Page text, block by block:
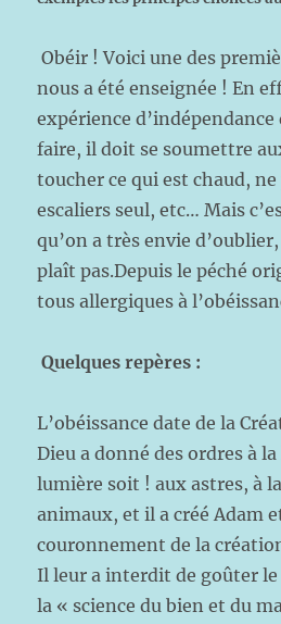
Obéir ! Voici une des
nous a été enseignée ! En
expérience
faire, il doit se soumettre
toucher ce qui est chaud, ne
escaliers seul, etc… Mais
qu’on a très envie
plaît pas.Depuis le péché
tous allergiques à
Quelques repères :
L’obéissance date de la
Dieu a donné des ordres à
lumière soit ! aux astres, à
animaux, et il a créé Adam
couronnement de la
Il leur a interdit de goûter le
la « science du bien et du